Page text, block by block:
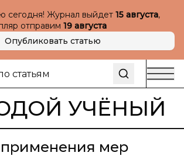
сегодня! Журнал выйдет 15 августа,
отправим 19 августа
Опубликовать статью
УЧЁНЫЙ
мер